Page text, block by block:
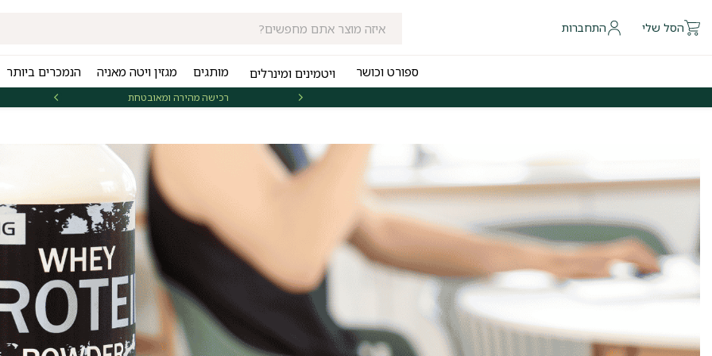
הסל שלי התחברות
ספורט וכושר ויטמינים ומינרלים מותגים מגזין ויטה מאניה הנמכרים ביותר
רכישה מהירה ומאובטחת